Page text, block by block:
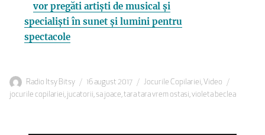
vor pregăti artiști de musical și
specialiști în sunet și lumini pentru
spectacole
Autor
Radio Itsy Bitsy
Publicat
pe
16 august 2017 Categorii
Jocurile Copilariei, Video
jocurile copilariei, jucatorii, sa joace,tara tara vrem ostasi,violeta beclea